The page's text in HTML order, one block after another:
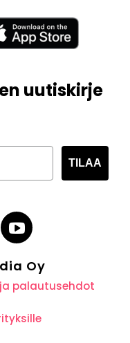
uutiskirje
TILAA
Oy
palautusehdot